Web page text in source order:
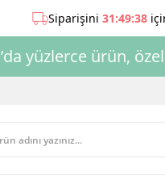
’da yüzlerce ürün,